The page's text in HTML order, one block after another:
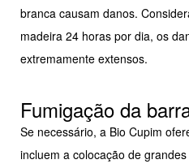
branca causam danos.
madeira 24 horas por dia, os
extremamente extensos.
Fumigação da
Se necessário, a Bio Cupim
incluem a colocação de